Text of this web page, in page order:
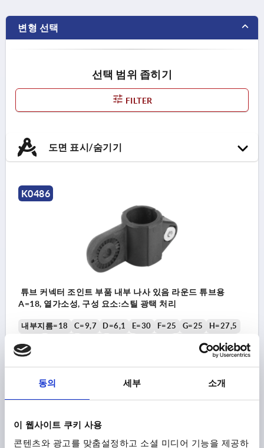
동의 세부 소개
이 웹사이트 쿠키 사용
콘텐츠와 광고를 맞춤설정하고 소셜 미디어 기능을 제공하
변형 선택
선택 범위 좁히기
FILTER
도면 표시/숨기기
K0486
튜브 커넥터 조인트 부품 내부 나사 있음 라운드 튜브용
A=18, 열가소성, 구성 요소:스틸 광택 처리
내부지름=18 C=9,7 D=6,1 E=30 F=25 G=25
H=27,5
주문 번호:
₩4,540
K0486